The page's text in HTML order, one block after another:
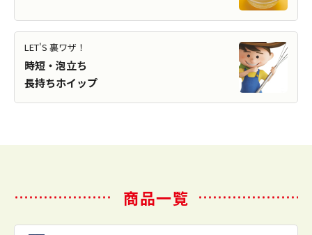
LET'S 裏ワザ！
時短・泡立ち
長持ちホイップ
商品一覧